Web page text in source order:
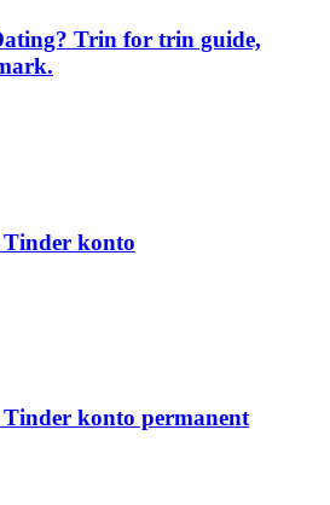
Trin for trin guide,
Tinder konto
konto permanent